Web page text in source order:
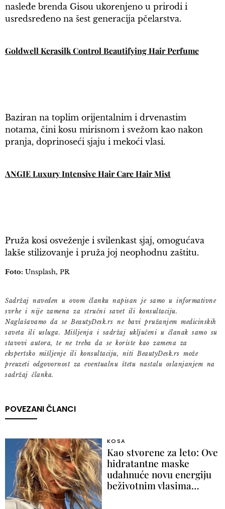
nasleđe brenda Gisou ukorenjeno u prirodi i
usredsređeno na šest generacija pčelarstva.
Goldwell Kerasilk Control Beautifying Hair Perfume
Baziran na toplim orijentalnim i drvenastim
notama, čini kosu mirisnom i svežom kao nakon
pranja, doprinoseći sjaju i mekoći vlasi.
ANGIE Luxury Intensive Hair Care Hair Mist
Pruža kosi osveženje i svilenkast sjaj, omogućava
lakše stilizovanje i pruža joj neophodnu zaštitu.
Foto: Unsplash, PR
Sadržaj naveden u ovom članku napisan je samo u informativne
svrhe i nije zamena za stručni savet ili konsultaciju.
Naglašavamo da se BeautyDesk.rs ne bavi pružanjem medicinskih
saveta ili usluga. Mišljenja i sadržaj uključeni u članak samo su
stavovi autora, te ne treba da se koriste kao zamena za
ekspertsko mišljenje ili konsultaciju, niti BeautyDesk.rs može
preuzeti odgovornost za eventualnu štetu nastalu oslanjanjem na
sadržaj članka.
POVEZANI ČLANCI
KOSA
Kao stvorene za leto: Ove
hidratantne maske
udahnuće novu energiju
beživotnim vlasima…